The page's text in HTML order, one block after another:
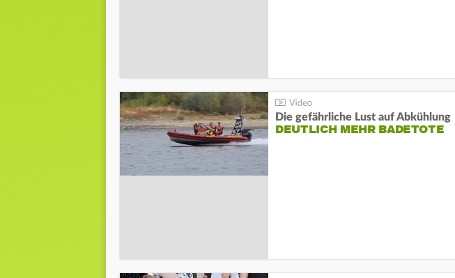
Die gefährliche Lust auf Abkühlung
DEUTLICH MEHR BADETOTE